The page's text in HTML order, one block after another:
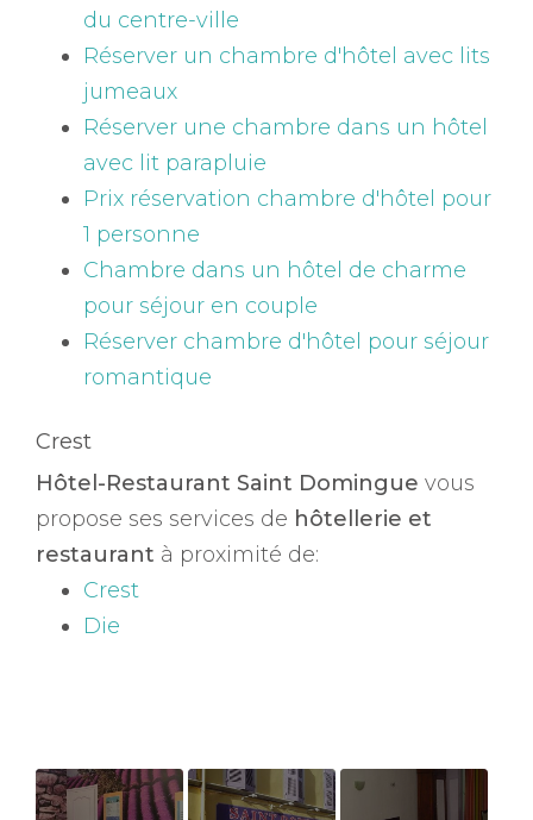
du centre-ville
Réserver un chambre d'hôtel avec lits
jumeaux
Réserver une chambre dans un hôtel
avec lit parapluie
Prix réservation chambre d'hôtel pour
1 personne
Chambre dans un hôtel de charme
pour séjour en couple
Réserver chambre d'hôtel pour séjour
romantique
Crest
Hôtel-Restaurant Saint Domingue vous
propose ses services de hôtellerie et
restaurant à proximité de:
Crest
Die